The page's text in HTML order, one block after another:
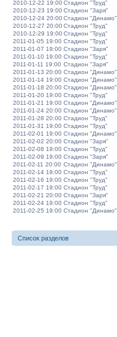
2010-12-22 19:00Стадион "Труд"
2010-12-23 19:00Стадион "Заря"
2010-12-24 20:00Стадион "Динамо"
2010-12-27 20:00Стадион "Труд"
2010-12-29 19:00Стадион "Труд"
2011-01-05 19:00 Стадион "Труд"
2011-01-07 19:00 Стадион "Заря"
2011-01-10 19:00 Стадион "Труд"
2011-01-11 19:00 Стадион "Заря"
2011-01-13 20:00 Стадион "Динамо"
2011-01-14 19:00 Стадион "Динамо"
2011-01-18 20:00 Стадион "Динамо"
2011-01-20 19:00 Стадион "Труд"
2011-01-21 19:00 Стадион "Динамо"
2011-01-24 20:00 Стадион "Динамо"
2011-01-28 20:00 Стадион "Труд"
2011-01-31 19:00 Стадион "Труд"
2011-02-01 19:00 Стадион "Динамо"
2011-02-02 20:00 Стадион "Заря"
2011-02-08 19:00 Стадион "Труд"
2011-02-09 19:00 Стадион "Заря"
2011-02-11 20:00 Стадион "Динамо"
2011-02-14 19:00 Стадион "Труд"
2011-02-16 19:00 Стадион "Труд"
2011-02-17 19:00 Стадион "Труд"
2011-02-21 20:00 Стадион "Заря"
2011-02-24 19:00 Стадион "Труд"
2011-02-25 19:00 Стадион "Динамо"
Список разделов